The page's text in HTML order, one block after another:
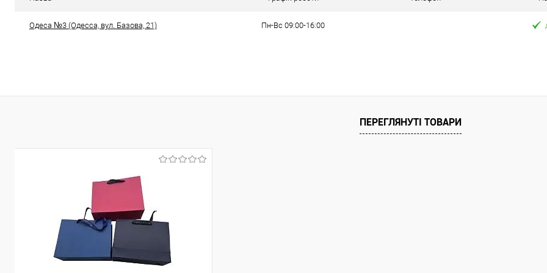
Одеса №3 (Одесса, вул. Базова, 21) Пн-Вс 09:00-16:00
ПЕРЕГЛЯНУТІ ТОВАРИ